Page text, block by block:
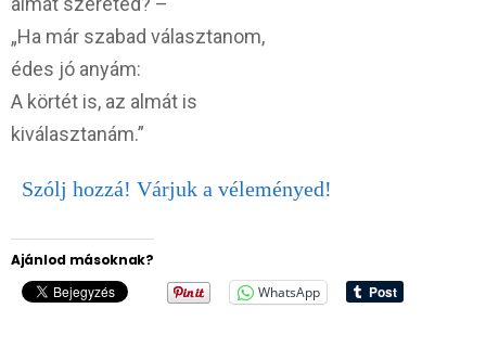
„Ha már szabad választanom,
édes jó anyám:
A körtét is, az almát is
kiválasztanám.”
Szólj hozzá! Várjuk a véleményed!
Ajánlod másoknak?
WhatsApp